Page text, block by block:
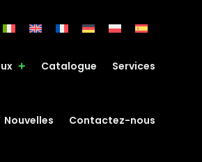
Catalogue Services
Nouvelles Contactez-nous